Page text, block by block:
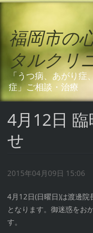
福岡市の
タルクリ
「うつ病、あがり症
症」ご相談・治療
4月12日
せ
2015年04月09日 15:06
4月12日(日曜日)は渡邊院
となります。御迷惑をお
す。